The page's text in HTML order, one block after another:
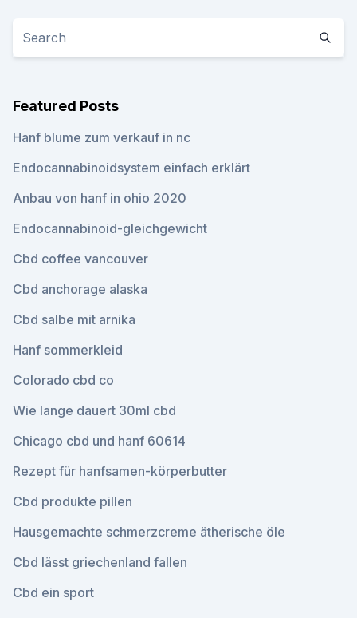
Featured Posts
Hanf blume zum verkauf in nc
Endocannabinoidsystem einfach erklärt
Anbau von hanf in ohio 2020
Endocannabinoid-gleichgewicht
Cbd coffee vancouver
Cbd anchorage alaska
Cbd salbe mit arnika
Hanf sommerkleid
Colorado cbd co
Wie lange dauert 30ml cbd
Chicago cbd und hanf 60614
Rezept für hanfsamen-körperbutter
Cbd produkte pillen
Hausgemachte schmerzcreme ätherische öle
Cbd lässt griechenland fallen
Cbd ein sport